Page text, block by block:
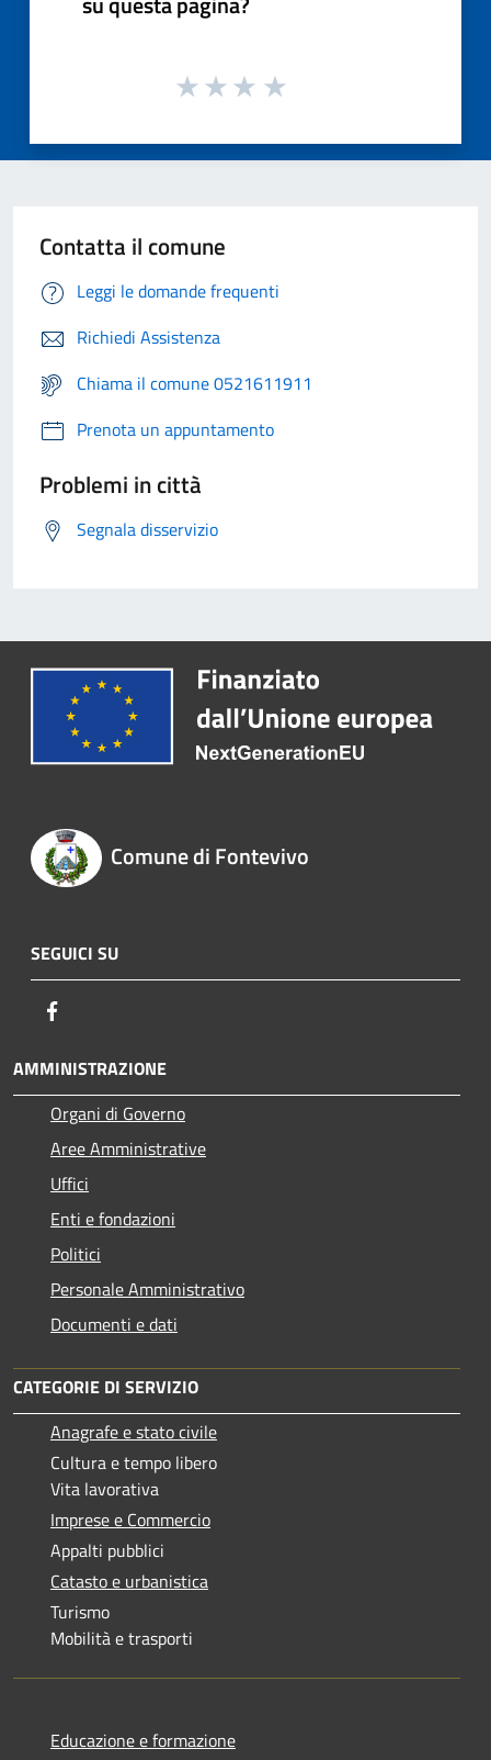
Contatta il comune
Leggi le domande frequenti
Richiedi Assistenza
Chiama il comune 0521611911
Prenota un appuntamento
Problemi in città
Segnala disservizio
Comune di Fontevivo
SEGUICI SU
AMMINISTRAZIONE
Organi di Governo
Aree Amministrative
Uffici
Enti e fondazioni
Politici
Personale Amministrativo
Documenti e dati
CATEGORIE DI SERVIZIO
Anagrafe e stato civile
Cultura e tempo libero
Vita lavorativa
Imprese e Commercio
Appalti pubblici
Catasto e urbanistica
Turismo
Mobilità e trasporti
Educazione e formazione